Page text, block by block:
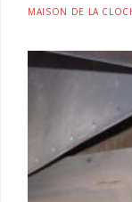
MAISON DE LA